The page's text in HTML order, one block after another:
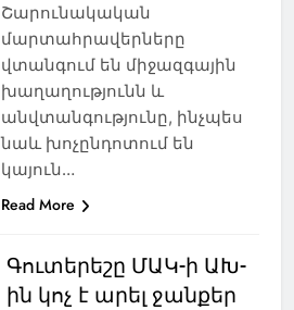
Շարունակական
մարտահրավերները
վտանգում են միջազգային
խաղաղությունն և
անվտանգությունը, ինչպես
նաև խոչընդոտում են
կայուն…
Read More
Գուտերեշը ՄԱԿ-ի ԱԽ-
ին կոչ է արել ջանքեր